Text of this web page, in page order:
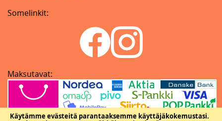
Käytämme evästeitä parantaaksemme käyttäjäkokemustasi.
Somelinkit:
Maksutavat: